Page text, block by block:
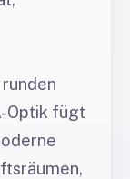
Optik fügt